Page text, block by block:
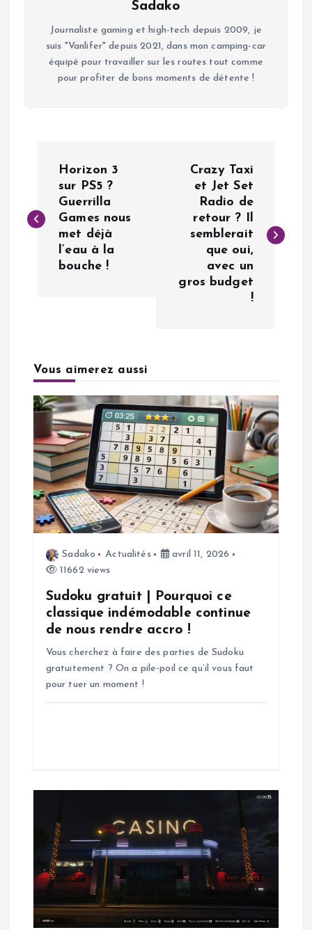
Sadako
Journaliste gaming et high-tech depuis 2009, je
suis "Vanlifer" depuis 2021, dans mon camping-car
équipé pour travailler sur les routes tout comme
pour profiter de bons moments de détente !
v
t
o
n
d
e
Horizon 3
sur PS5 ?
Guerrilla
Games nous
met déjà
l’eau à la
bouche !
Crazy Taxi
et Jet Set
Radio de
retour ? Il
semblerait
que oui,
avec un
gros budget
!
Vous aimerez aussi
Sadako Actualités
avril 11, 2026
11662 views
Sudoku gratuit | Pourquoi ce
classique indémodable continue
de nous rendre accro !
Vous cherchez à faire des parties de Sudoku
gratuitement ? On a pile-poil ce qu’il vous faut
pour tuer un moment !